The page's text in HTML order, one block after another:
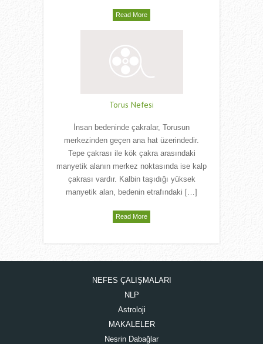
Read More
Torus Nefesi
İnsan bedeninde çakralar, Torusun
merkezinden geçen ana hat üzerindedir.
Tepe çakrası ile kök çakra arasındaki
manyetik alanın merkez noktasında ise kalp
çakrası vardır. Kalbin taşıdığı yüksek
manyetik alan, bedenin etrafındaki […]
Read More
NEFES ÇALIŞMALARI
NLP
Astroloji
MAKALELER
Nesrin Dabağlar